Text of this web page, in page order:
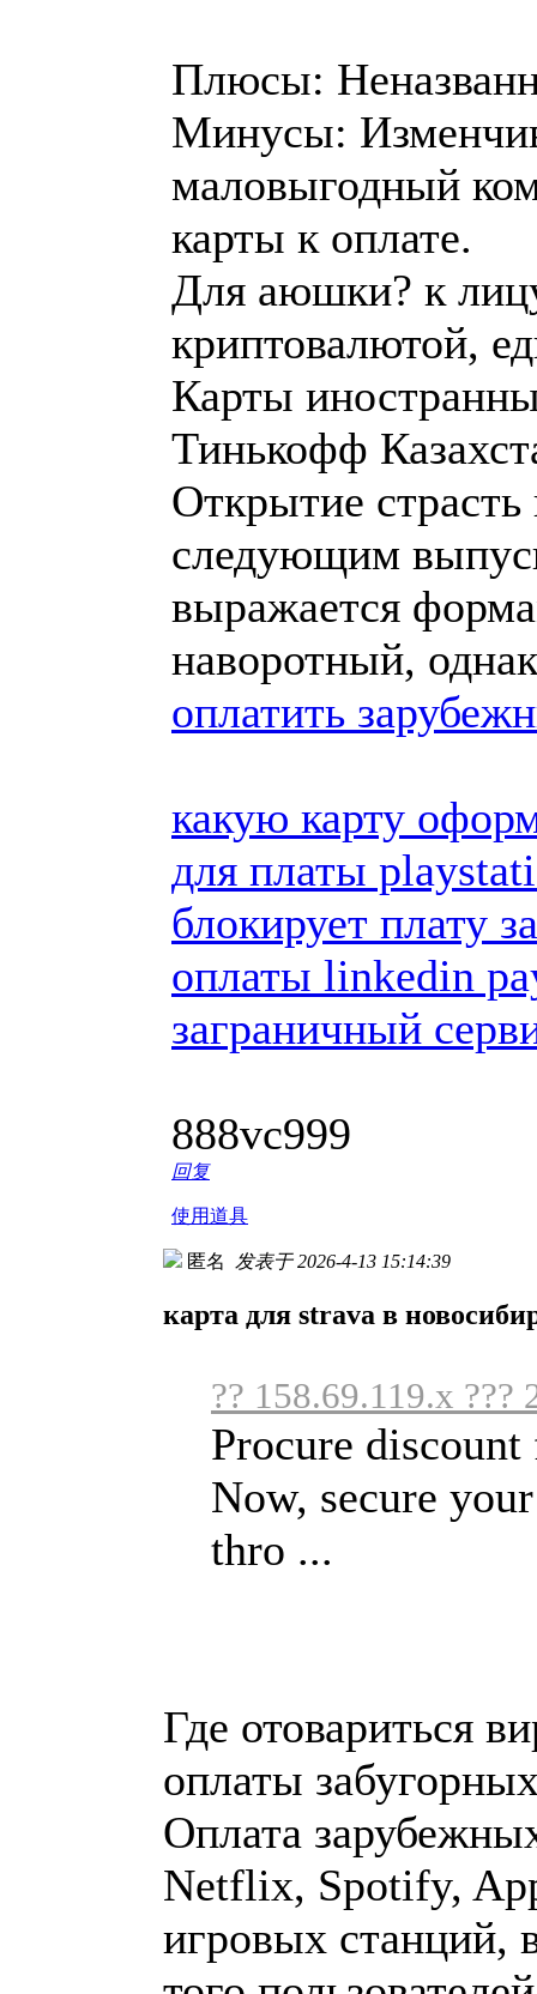
Плюсы:
Минусы:
маловыгодный
карты к оплате.
Для аюшки? к
криптовалютой,
Карты
Тинькофф
Открытие
следующим
выражается
наворотный,
оплатить
какую карту
для платы
блокирует плату
оплаты linkedin
заграничный
888vc999
回复
使用道具
匿名 发表于 2026-4-13 15:14:39
карта для strava в
?? 158.69.119.x ???
Procure
Now, secure
thro ...
Где отовариться
оплаты
Оплата
Netflix, Spotify,
игровых станций,